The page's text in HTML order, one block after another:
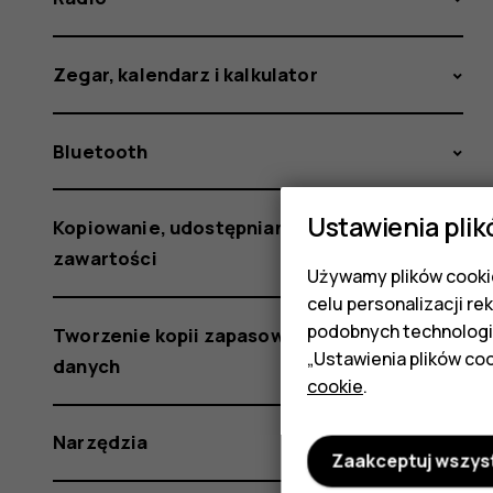
Zegar, kalendarz i kalkulator
Bluetooth
Kopiowanie, udostępnianie i usuwanie
zawartości
Tworzenie kopii zapasowej i przywracanie
danych
Narzędzia
Ustawienia
Używamy plików
celu personalizacji
podobnych
„Ustawienia plików
cookie.
Zaakceptuj